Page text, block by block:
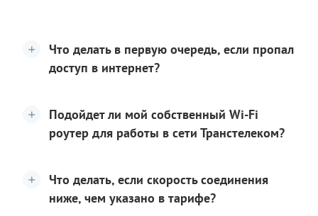
Что делать в первую очередь, если пропал
доступ в интернет?
Подойдет ли мой собственный Wi-Fi
роутер для работы в сети Транстелеком?
Что делать, если скорость соединения
ниже, чем указано в тарифе?